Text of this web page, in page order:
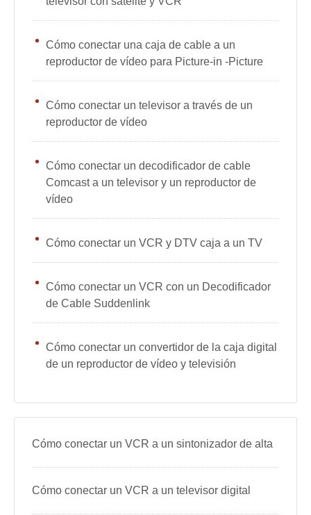
Cómo conectar una caja de cable a un
reproductor de vídeo para Picture-in -Picture
Cómo conectar un televisor a través de un
reproductor de vídeo
Cómo conectar un decodificador de cable
Comcast a un televisor y un reproductor de
vídeo
Cómo conectar un VCR y DTV caja a un TV
Cómo conectar un VCR con un Decodificador
de Cable Suddenlink
Cómo conectar un convertidor de la caja digital
de un reproductor de vídeo y televisión
Cómo conectar un VCR a un sintonizador de alta
Cómo conectar un VCR a un televisor digital